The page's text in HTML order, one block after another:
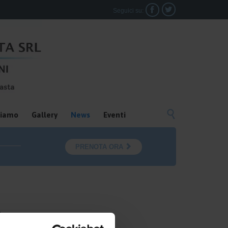
Seguici su:  
Gallery News Eventi 
PRENOTA ORA 
Parma